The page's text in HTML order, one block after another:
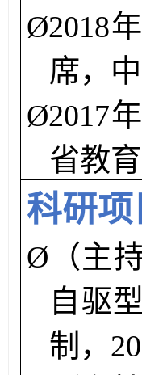
Ø2018年
席，
Ø2017
省教
科研项
Ø （主
自驱
制 ，